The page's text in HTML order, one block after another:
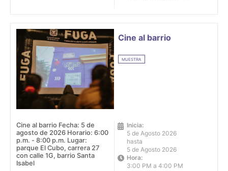
Cine al barrio
MUESTRA
Cine al barrio Fecha: 5 de
agosto de 2026 Horario: 6:00
p.m. - 8:00 p.m. Lugar:
parque El Cubo, carrera 27
con calle 1G, barrio Santa
Isabel
Inicia:
5 de Agosto 2026
hasta
5 de Agosto 2026
Hora:
3:00 PM a 4:00 PM